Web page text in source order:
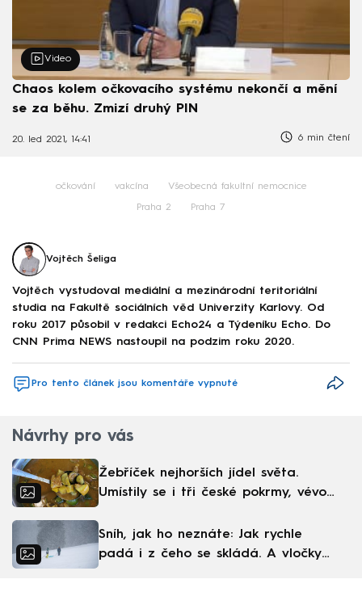
Video
Chaos kolem očkovacího systému nekončí a mění
se za běhu. Zmizí druhý PIN
20. led 2021, 14:41 6 min čtení
očkování vakcína Všeobecná fakultní nemocnice
Praha 2 Praha 7
Vojtěch Šeliga
Vojtěch vystudoval mediální a mezinárodní teritoriální
studia na Fakultě sociálních věd Univerzity Karlovy. Od
roku 2017 působil v redakci Echo24 a Týdeníku Echo. Do
CNN Prima NEWS nastoupil na podzim roku 2020.
Pro tento článek jsou komentáře vypnuté
Návrhy pro vás
Žebříček nejhorších jídel světa.
Umístily se i tři české pokrmy, vévodí
Sníh, jak ho neznáte: Jak rychle
padá i z čeho se skládá. A vločky